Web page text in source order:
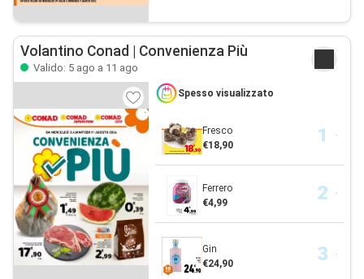
Volantino Conad | Convenienza Più
Valido: 5 ago a 11 ago
Spesso visualizzato
Fresco
€18,90
Ferrero
€4,99
Gin
€24,90